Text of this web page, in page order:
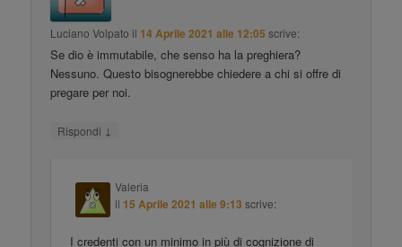
Luciano Volpato il 14 Aprile 2021 alle 12:05 scrive:
Se dio è immutabile, che senso ha la preghiera?
Nessuno. Questo bisognerebbe chiedere a chi si offre di
pregare per noi.
Rispondi ↓
Valeria
il 15 Aprile 2021 alle 9:13 scrive:
I credenti con un minimo in più di cognizione di